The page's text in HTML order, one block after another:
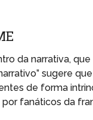
da narrativa,
sugere
de forma
fanáticos da